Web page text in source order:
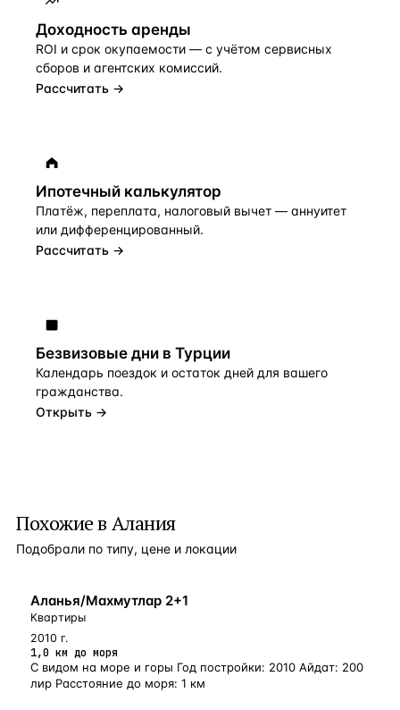
Доходность аренды
ROI и срок окупаемости — с учётом сервисных
сборов и агентских комиссий.
Рассчитать →
Ипотечный калькулятор
Платёж, переплата, налоговый вычет — аннуитет
или дифференцированный.
Рассчитать →
Безвизовые дни в Турции
Календарь поездок и остаток дней для вашего
гражданства.
Открыть →
Похожие в Алания
Подобрали по типу, цене и локации
БЛИЗКО К МОРЮ
Аланья/Махмутлар 2+1
Квартиры
2010 г.
1,0 км до моря
С видом на море и горы Год постройки: 2010 Айдат: 200
лир Расстояние до моря: 1 км